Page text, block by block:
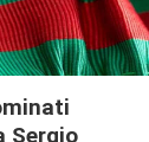
Sergio